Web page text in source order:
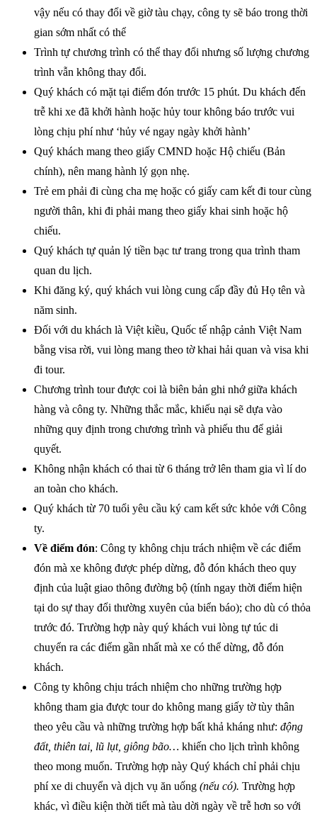
vậy nếu có thay đổi về giờ tàu chạy, công ty sẽ báo trong thời
gian sớm nhất có thể
Trình tự chương trình có thể thay đổi nhưng số lượng chương
trình vẫn không thay đổi.
Quý khách có mặt tại điểm đón trước 15 phút. Du khách đến
trễ khi xe đã khởi hành hoặc hủy tour không báo trước vui
lòng chịu phí như ‘hủy vé ngay ngày khởi hành’
Quý khách mang theo giấy CMND hoặc Hộ chiếu (Bản
chính), nên mang hành lý gọn nhẹ.
Trẻ em phải đi cùng cha mẹ hoặc có giấy cam kết đi tour cùng
người thân, khi đi phải mang theo giấy khai sinh hoặc hộ
chiếu.
Quý khách tự quản lý tiền bạc tư trang trong qua trình tham
quan du lịch.
Khi đăng ký, quý khách vui lòng cung cấp đầy đủ Họ tên và
năm sinh.
Đối với du khách là Việt kiều, Quốc tế nhập cảnh Việt Nam
bằng visa rời, vui lòng mang theo tờ khai hải quan và visa khi
đi tour.
Chương trình tour được coi là biên bản ghi nhớ giữa khách
hàng và công ty. Những thắc mắc, khiếu nại sẽ dựa vào
những quy định trong chương trình và phiếu thu để giải
quyết.
Không nhận khách có thai từ 6 tháng trở lên tham gia vì lí do
an toàn cho khách.
Quý khách từ 70 tuổi yêu cầu ký cam kết sức khỏe với Công
ty.
Về điểm đón: Công ty không chịu trách nhiệm về các điểm
đón mà xe không được phép dừng, đỗ đón khách theo quy
định của luật giao thông đường bộ (tính ngay thời điểm hiện
tại do sự thay đổi thường xuyên của biển báo); cho dù có thỏa
trước đó. Trường hợp này quý khách vui lòng tự túc di
chuyển ra các điểm gần nhất mà xe có thể dừng, đỗ đón
khách.
Công ty không chịu trách nhiệm cho những trường hợp
không tham gia được tour do không mang giấy tờ tùy thân
theo yêu cầu và những trường hợp bất khả kháng như: động
đất, thiên tai, lũ lụt, giông bão… khiến cho lịch trình không
theo mong muốn. Trường hợp này Quý khách chỉ phải chịu
phí xe di chuyển và dịch vụ ăn uống (nếu có). Trường hợp
khác, vì điều kiện thời tiết mà tàu dời ngày về trễ hơn so với